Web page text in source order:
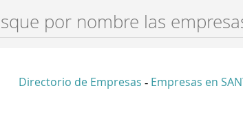
Directorio de Empresas - Empresas en